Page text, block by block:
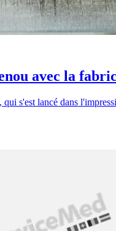
avec la
s'est lancé dans